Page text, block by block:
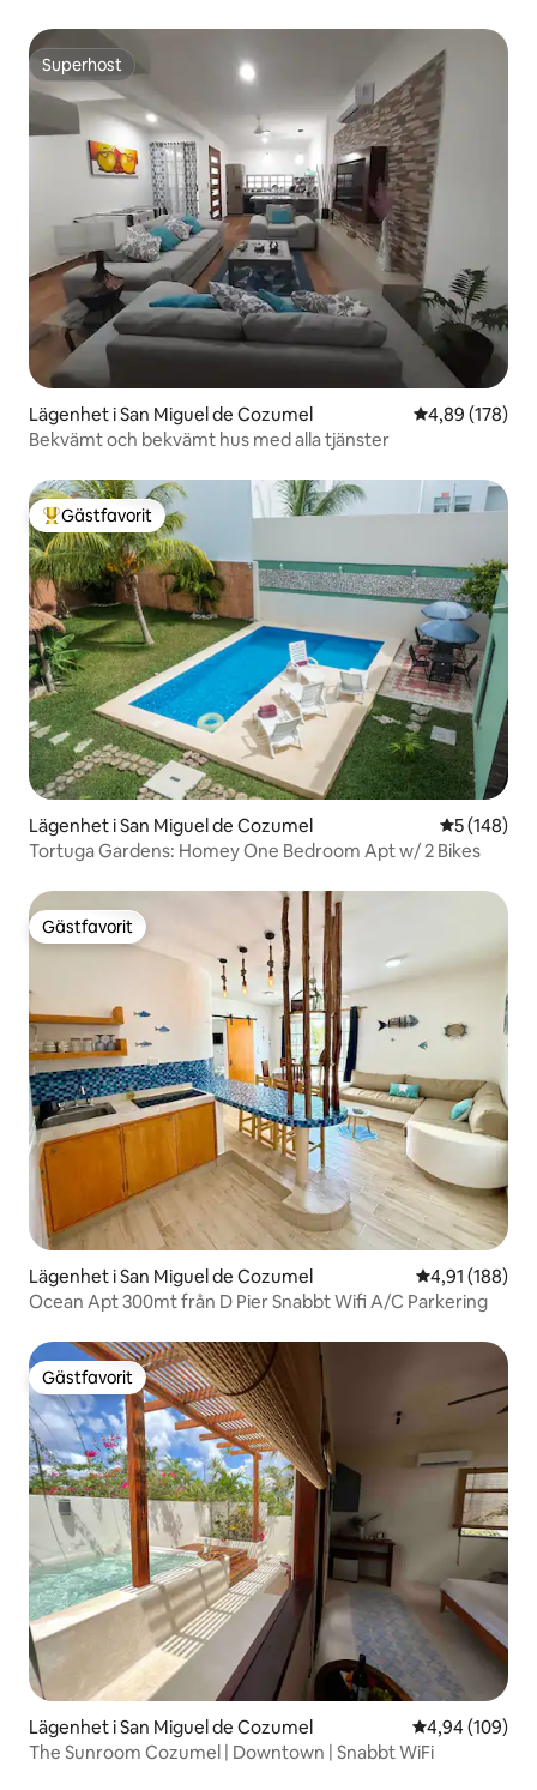
Superhost
Superhost
Lägenhet i San Miguel de Cozumel 4,89 av 5 i
4,89 (178)
Bekvämt och bekvämt hus med alla tjänster
Populär gästfavorit
Gästfavorit
Lägenhet i San Miguel de Cozumel 5 av 5 i
5 (148)
Tortuga Gardens: Homey One Bedroom Apt w/ 2 Bikes
Gästfavorit
Gästfavorit
Lägenhet i San Miguel de Cozumel 4,91 av 5 i
4,91 (188)
Ocean Apt 300mt från D Pier Snabbt Wifi A/C Parkering
Gästfavorit
Gästfavorit
Lägenhet i San Miguel de Cozumel 4,94 av 5 i
4,94 (109)
The Sunroom Cozumel | Downtown | Snabbt WiFi